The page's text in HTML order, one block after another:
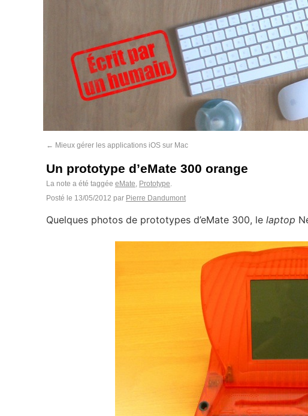
← Mieux gérer les applications iOS sur Mac
Un prototype d’eMate 300 orange
La note a été taggée eMate, Prototype.
Posté le 13/05/2012 par Pierre Dandumont
Quelques photos de prototypes d’eMate 300, le laptop